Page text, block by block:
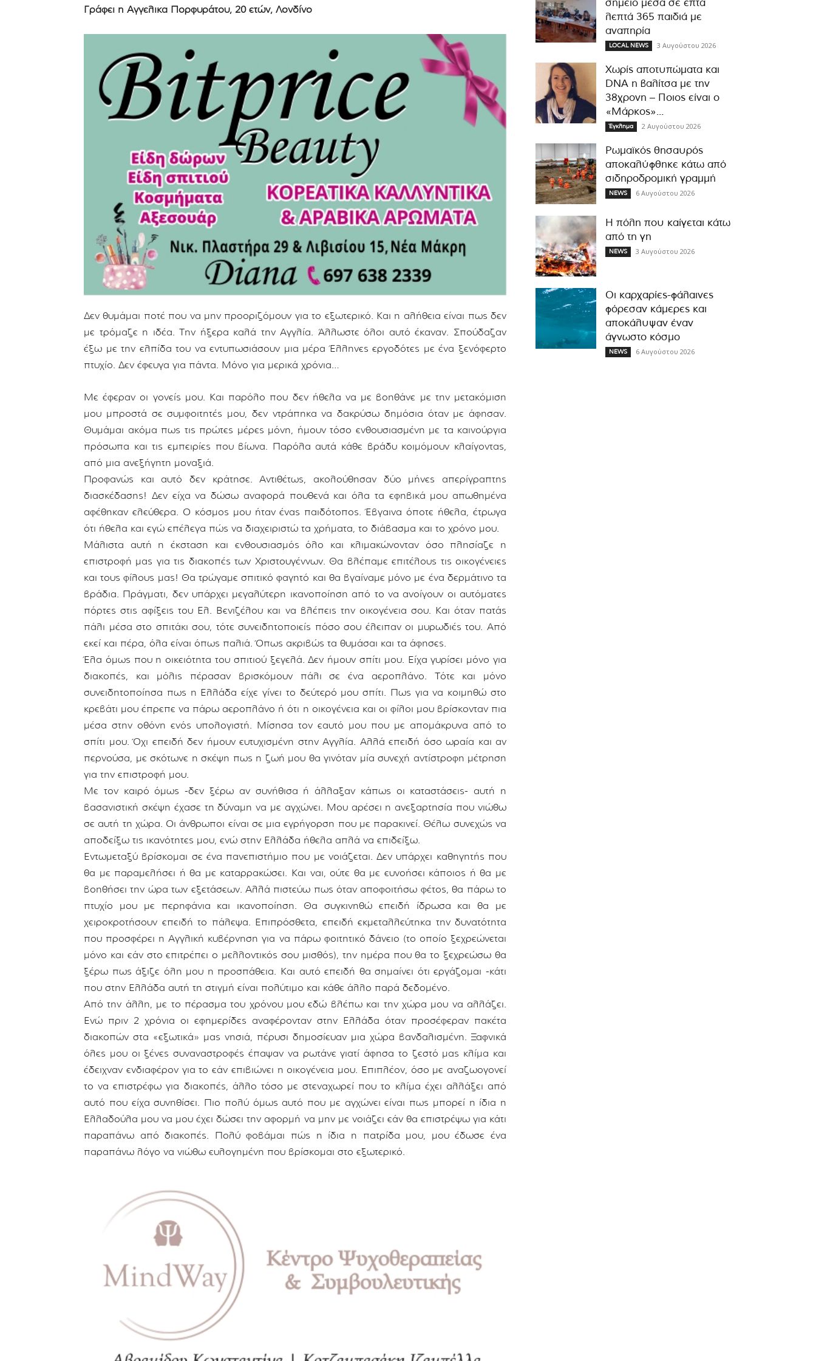
Γράφει η Αγγέλικα Πορφυράτου, 20 ετών, Λονδίνο
Δεν θυμάμαι ποτέ που να μην προοριζόμουν για το εξωτερικό. Και η αλήθεια είναι πως δεν
με τρόμαζε η ιδέα. Την ήξερα καλά την Αγγλία. Άλλωστε όλοι αυτό έκαναν. Σπούδαζαν
έξω με την ελπίδα του να εντυπωσιάσουν μια μέρα Έλληνες εργοδότες με ένα ξενόφερτο
πτυχίο. Δεν έφευγα για πάντα. Μόνο για μερικά χρόνια…
Με έφεραν οι γονείς μου. Και παρόλο που δεν ήθελα να με βοηθάνε με την μετακόμιση
μου μπροστά σε συμφοιτητές μου, δεν ντράπηκα να δακρύσω δημόσια όταν με άφησαν.
Θυμάμαι ακόμα πως τις πρώτες μέρες μόνη, ήμουν τόσο ενθουσιασμένη με τα καινούργια
πρόσωπα και τις εμπειρίες που βίωνα. Παρόλα αυτά κάθε βράδυ κοιμόμουν κλαίγοντας,
από μια ανεξήγητη μοναξιά.
Προφανώς και αυτό δεν κράτησε. Αντιθέτως, ακολούθησαν δύο μήνες απερίγραπτης
διασκέδασης! Δεν είχα να δώσω αναφορά πουθενά και όλα τα εφηβικά μου απωθημένα
αφέθηκαν ελεύθερα. Ο κόσμος μου ήταν ένας παιδότοπος. Έβγαινα όποτε ήθελα, έτρωγα
ότι ήθελα και εγώ επέλεγα πώς να διαχειριστώ τα χρήματα, το διάβασμα και το χρόνο μου.
Μάλιστα αυτή η έκσταση και ενθουσιασμός όλο και κλιμακώνονταν όσο πλησίαζε η
επιστροφή μας για τις διακοπές των Χριστουγέννων. Θα βλέπαμε επιτέλους τις οικογένειες
και τους φίλους μας! Θα τρώγαμε σπιτικό φαγητό και θα βγαίναμε μόνο με ένα δερμάτινο τα
βράδια. Πράγματι, δεν υπάρχει μεγαλύτερη ικανοποίηση από το να ανοίγουν οι αυτόματες
πόρτες στις αφίξεις του Ελ. Βενιζέλου και να βλέπεις την οικογένεια σου. Και όταν πατάς
πάλι μέσα στο σπιτάκι σου, τότε συνειδητοποιείς πόσο σου έλειπαν οι μυρωδιές του. Από
εκεί και πέρα, όλα είναι όπως παλιά. Όπως ακριβώς τα θυμάσαι και τα άφησες.
Έλα όμως που η οικειότητα του σπιτιού ξεγελά. Δεν ήμουν σπίτι μου. Είχα γυρίσει μόνο για
διακοπές, και μόλις πέρασαν βρισκόμουν πάλι σε ένα αεροπλάνο. Τότε και μόνο
συνειδητοποίησα πως η Ελλάδα είχε γίνει το δεύτερό μου σπίτι. Πως για να κοιμηθώ στο
κρεβάτι μου έπρεπε να πάρω αεροπλάνο ή ότι η οικογένεια και οι φίλοι μου βρίσκονταν πια
μέσα στην οθόνη ενός υπολογιστή. Μίσησα τον εαυτό μου που με απομάκρυνα από το
σπίτι μου. Όχι επειδή δεν ήμουν ευτυχισμένη στην Αγγλία. Αλλά επειδή όσο ωραία και αν
περνούσα, με σκότωνε η σκέψη πως η ζωή μου θα γινόταν μία συνεχή αντίστροφη μέτρηση
για την επιστροφή μου.
Με τον καιρό όμως -δεν ξέρω αν συνήθισα ή άλλαξαν κάπως οι καταστάσεις- αυτή η
βασανιστική σκέψη έχασε τη δύναμη να με αγχώνει. Μου αρέσει η ανεξαρτησία που νιώθω
σε αυτή τη χώρα. Οι άνθρωποι είναι σε μια εγρήγορση που με παρακινεί. Θέλω συνεχώς να
αποδείξω τις ικανότητες μου, ενώ στην Ελλάδα ήθελα απλά να επιδείξω.
Εντωμεταξύ βρίσκομαι σε ένα πανεπιστήμιο που με νοιάζεται. Δεν υπάρχει καθηγητής που
θα με παραμελήσει ή θα με καταρρακώσει. Και ναι, ούτε θα με ευνοήσει κάποιος ή θα με
βοηθήσει την ώρα των εξετάσεων. Αλλά πιστεύω πως όταν αποφοιτήσω φέτος, θα πάρω το
πτυχίο μου με περηφάνια και ικανοποίηση. Θα συγκινηθώ επειδή ίδρωσα και θα με
χειροκροτήσουν επειδή το πάλεψα. Επιπρόσθετα, επειδή εκμεταλλεύτηκα την δυνατότητα
που προσφέρει η Αγγλική κυβέρνηση για να πάρω φοιτητικό δάνειο (το οποίο ξεχρεώνεται
μόνο και εάν στο επιτρέπει ο μελλοντικός σου μισθός), την ημέρα που θα το ξεχρεώσω θα
ξέρω πως άξιζε όλη μου η προσπάθεια. Και αυτό επειδή θα σημαίνει ότι εργάζομαι -κάτι
που στην Ελλάδα αυτή τη στιγμή είναι πολύτιμο και κάθε άλλο παρά δεδομένο.
Από την άλλη, με το πέρασμα του χρόνου μου εδώ βλέπω και την χώρα μου να αλλάζει.
Ενώ πριν 2 χρόνια οι εφημερίδες αναφέρονταν στην Ελλάδα όταν προσέφεραν πακέτα
διακοπών στα «εξωτικά» μας νησιά, πέρυσι δημοσίευαν μια χώρα βανδαλισμένη. Ξαφνικά
όλες μου οι ξένες συναναστροφές έπαψαν να ρωτάνε γιατί άφησα το ζεστό μας κλίμα και
έδειχναν ενδιαφέρον για το εάν επιβιώνει η οικογένεια μου. Επιπλέον, όσο με αναζωογονεί
το να επιστρέφω για διακοπές, άλλο τόσο με στεναχωρεί που το κλίμα έχει αλλάξει από
αυτό που είχα συνηθίσει. Πιο πολύ όμως αυτό που με αγχώνει είναι πως μπορεί η ίδια η
Ελλαδούλα μου να μου έχει δώσει την αφορμή να μην με νοιάζει εάν θα επιστρέψω για κάτι
παραπάνω από διακοπές. Πολύ φοβάμαι πώς η ίδια η πατρίδα μου, μου έδωσε ένα
παραπάνω λόγο να νιώθω ευλογημένη που βρίσκομαι στο εξωτερικό.
σημείο μέσα σε επτά
λεπτά 365 παιδιά με
αναπηρία
LOCAL NEWS 3 Αυγούστου 2026
Χωρίς αποτυπώματα και
DNA η βαλίτσα με την
38χρονη – Ποιος είναι ο
«Μάρκος»...
Έγκλημα 2 Αυγούστου 2026
Ρωμαϊκός θησαυρός
αποκαλύφθηκε κάτω από
σιδηροδρομική γραμμή
NEWS 6 Αυγούστου 2026
Η πόλη που καίγεται κάτω
από τη γη
NEWS 3 Αυγούστου 2026
Οι καρχαρίες-φάλαινες
φόρεσαν κάμερες και
αποκάλυψαν έναν
άγνωστο κόσμο
NEWS 6 Αυγούστου 2026